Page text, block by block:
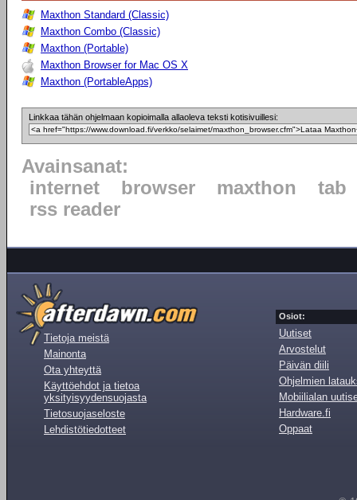
Maxthon Standard (Classic)
Maxthon Combo (Classic)
Maxthon (Portable)
Maxthon Browser for Mac OS X
Maxthon (PortableApps)
Linkkaa tähän ohjelmaan kopioimalla allaoleva teksti kotisivuillesi:
Avainsanat:
internet
browser maxthon
tab
rss reader
Tietoja meistä
Mainonta
Ota yhteyttä
Käyttöehdot ja tietoa
yksityisyydensuojasta
Tietosuojaseloste
Lehdistötiedotteet
Osiot:
Uutiset
Arvostelut
Päivän diili
Ohjelmien
Mobiilialan
Hardware.fi
Oppaat